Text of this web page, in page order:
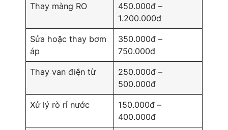
Thay màng RO
450.000đ –
1.200.000đ
Sửa hoặc thay bơm
áp
350.000đ –
750.000đ
Thay van điện từ
250.000đ –
500.000đ
Xử lý rò rỉ nước
150.000đ –
400.000đ